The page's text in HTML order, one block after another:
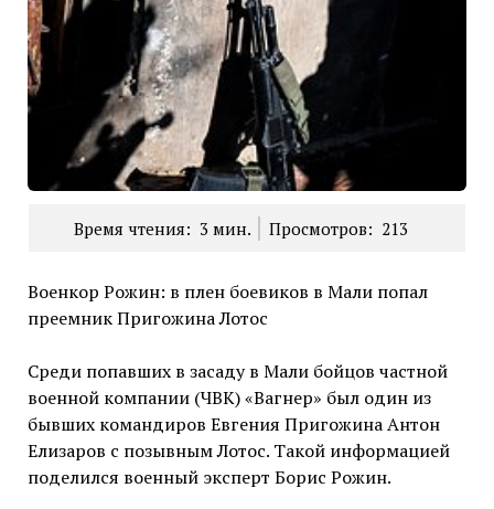
Время чтения: 3 мин. Просмотров: 213
Военкор Рожин: в плен боевиков в Мали попал
преемник Пригожина Лотос
Среди попавших в засаду в Мали бойцов частной
военной компании (ЧВК) «Вагнер» был один из
бывших командиров Евгения Пригожина Антон
Елизаров с позывным Лотос. Такой информацией
поделился военный эксперт Борис Рожин.